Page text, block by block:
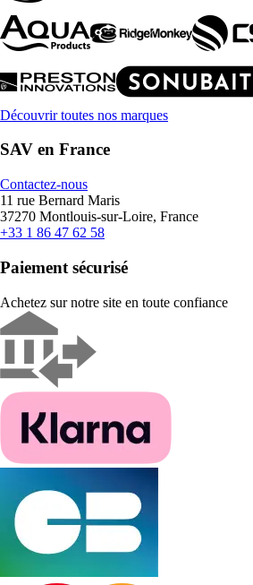
Découvrir toutes nos marques
SAV en France
Contactez-nous
11 rue Bernard Maris
37270 Montlouis-sur-Loire, France
+33 1 86 47 62 58
Paiement sécurisé
Achetez sur notre site en toute confiance